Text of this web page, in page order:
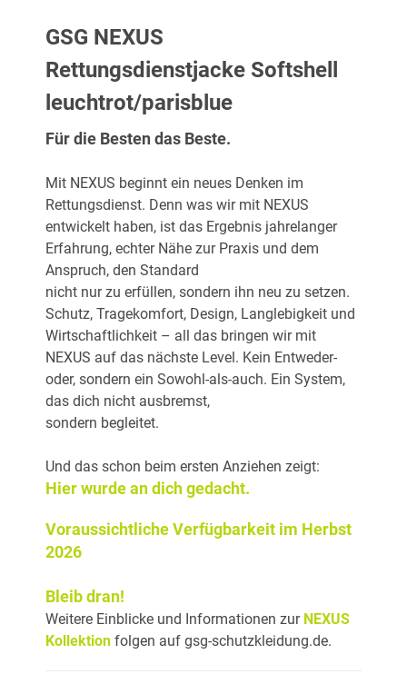
GSG NEXUS
Rettungsdienstjacke Softshell
leuchtrot/parisblue
Für die Besten das Beste.
Mit NEXUS beginnt ein neues Denken im
Rettungsdienst. Denn was wir mit NEXUS
entwickelt haben, ist das Ergebnis jahrelanger
Erfahrung, echter Nähe zur Praxis und dem
Anspruch, den Standard
nicht nur zu erfüllen, sondern ihn neu zu setzen.
Schutz, Tragekomfort, Design, Langlebigkeit und
Wirtschaftlichkeit – all das bringen wir mit
NEXUS auf das nächste Level. Kein Entweder-
oder, sondern ein Sowohl-als-auch. Ein System,
das dich nicht ausbremst,
sondern begleitet.
Und das schon beim ersten Anziehen zeigt:
Hier wurde an dich gedacht.
Voraussichtliche Verfügbarkeit im Herbst
2026
Bleib dran!
Weitere Einblicke und Informationen zur NEXUS
Kollektion folgen auf gsg-schutzkleidung.de.